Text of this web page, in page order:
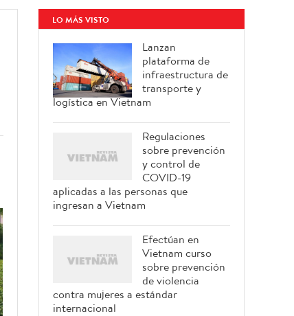
LO MÁS VISTO
Lanzan
plataforma de
infraestructura de
transporte y
logística en Vietnam
Regulaciones
sobre prevención
y control de
COVID-19
aplicadas a las personas que
ingresan a Vietnam
Efectúan en
Vietnam curso
sobre prevención
de violencia
contra mujeres a estándar
internacional